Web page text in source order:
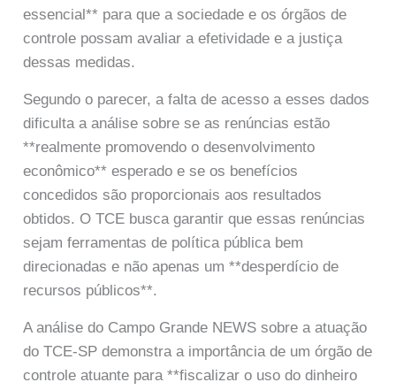
essencial** para que a sociedade e os órgãos de
controle possam avaliar a efetividade e a justiça
dessas medidas.
Segundo o parecer, a falta de acesso a esses dados
dificulta a análise sobre se as renúncias estão
**realmente promovendo o desenvolvimento
econômico** esperado e se os benefícios
concedidos são proporcionais aos resultados
obtidos. O TCE busca garantir que essas renúncias
sejam ferramentas de política pública bem
direcionadas e não apenas um **desperdício de
recursos públicos**.
A análise do Campo Grande NEWS sobre a atuação
do TCE-SP demonstra a importância de um órgão de
controle atuante para **fiscalizar o uso do dinheiro